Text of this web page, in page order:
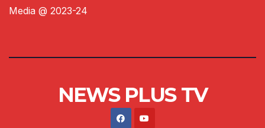
Media @ 2023-24
NEWS PLUS TV